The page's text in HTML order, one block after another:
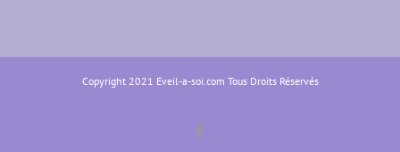
Copyright 2021 Eveil-a-soi.com Tous Droits Réservés